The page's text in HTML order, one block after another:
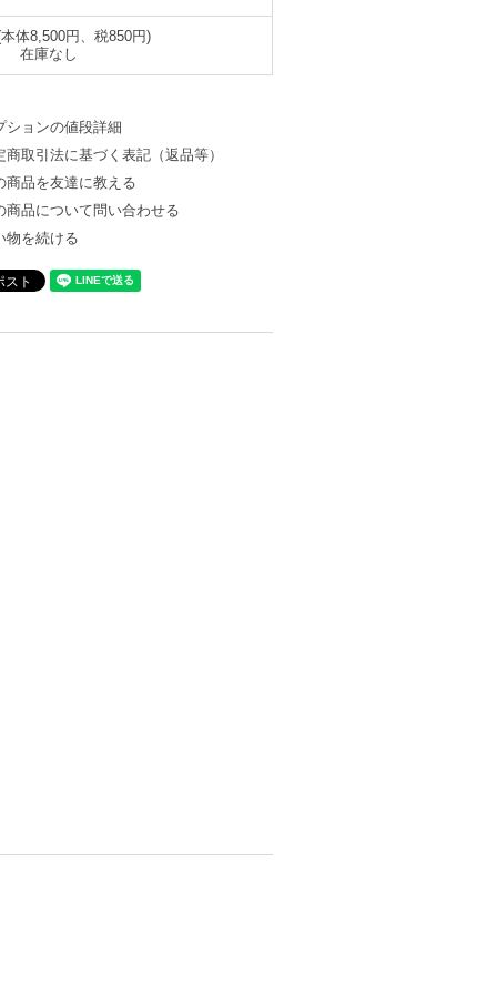
体8,500円、税850円)
在庫なし
ションの値段詳細
商取引法に基づく表記（返品等）
商品を友達に教える
商品について問い合わせる
物を続ける